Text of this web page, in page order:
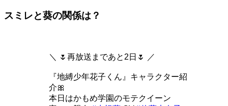
スミレと葵の関係は？
＼ 🌷再放送まであと2日🌷 ／
『地縛少年花子くん』キャラクター紹
介🎀
本日はかもめ学園のモテクイーン